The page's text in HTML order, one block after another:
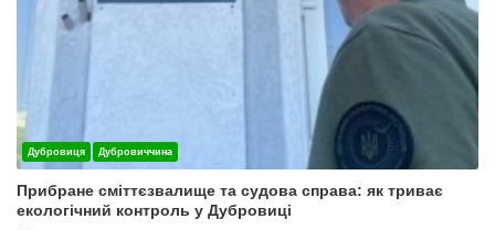
Дубровиця Дубровиччина
Прибране сміттєзвалище та судова справа: як триває
екологічний контроль у Дубровиці